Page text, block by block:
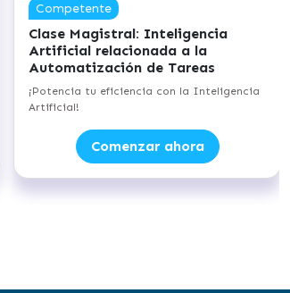
Competente
Clase Magistral: Inteligencia
Artificial relacionada a la
Automatización de Tareas
¡Potencia tu eficiencia con la Inteligencia
Artificial!
Comenzar ahora